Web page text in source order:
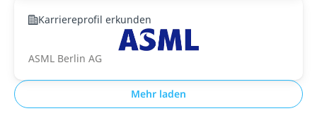
Karriereprofil erkunden
ASML Berlin AG
Mehr laden